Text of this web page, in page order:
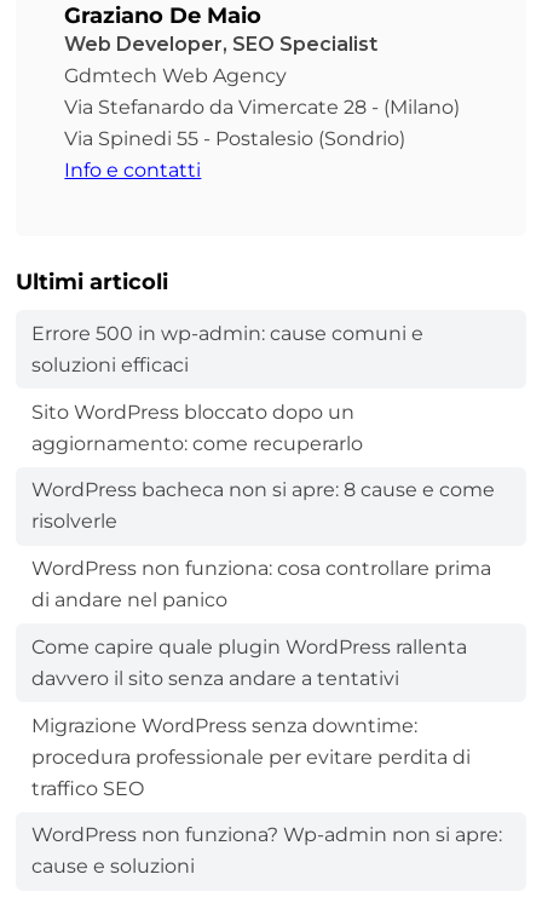
Graziano De Maio
Web Developer, SEO Specialist
Gdmtech Web Agency
Via Stefanardo da Vimercate 28 - (Milano)
Via Spinedi 55 - Postalesio (Sondrio)
Info e contatti
Ultimi articoli
Errore 500 in wp-admin: cause comuni e
soluzioni efficaci
Sito WordPress bloccato dopo un
aggiornamento: come recuperarlo
WordPress bacheca non si apre: 8 cause e come
risolverle
WordPress non funziona: cosa controllare prima
di andare nel panico
Come capire quale plugin WordPress rallenta
davvero il sito senza andare a tentativi
Migrazione WordPress senza downtime:
procedura professionale per evitare perdita di
traffico SEO
WordPress non funziona? Wp-admin non si apre:
cause e soluzioni